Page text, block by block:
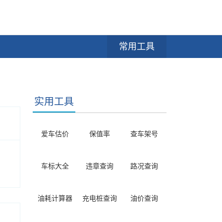
常用工具
实用工具
爱车估价 保值率 查车架号
车标大全 违章查询 路况查询
油耗计算器 充电桩查询 油价查询